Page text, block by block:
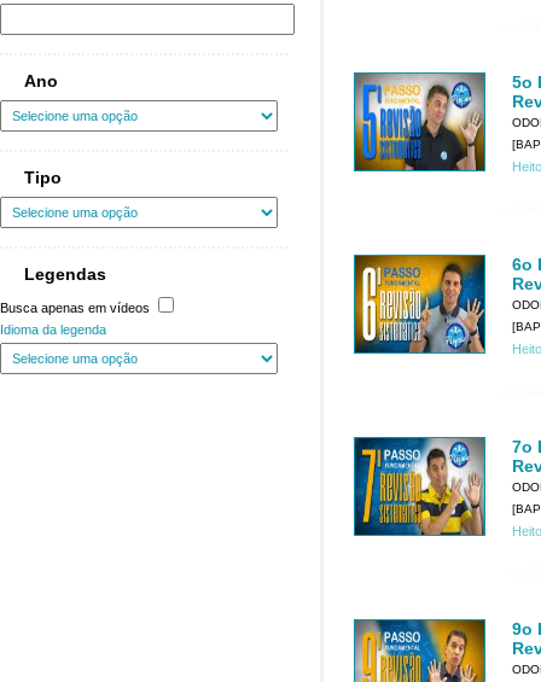
Ano
Tipo
Legendas
Busca apenas em vídeos
Idioma da legenda
5o
6o
7o
9o